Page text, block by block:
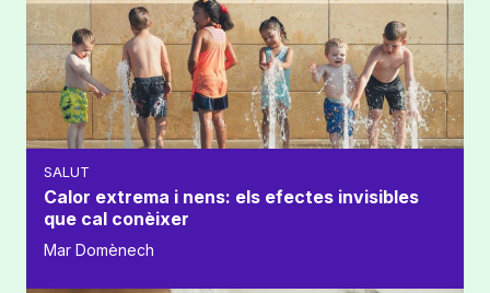
SALUT
Calor extrema i nens: els efectes invisibles
que cal conèixer
Mar Domènech